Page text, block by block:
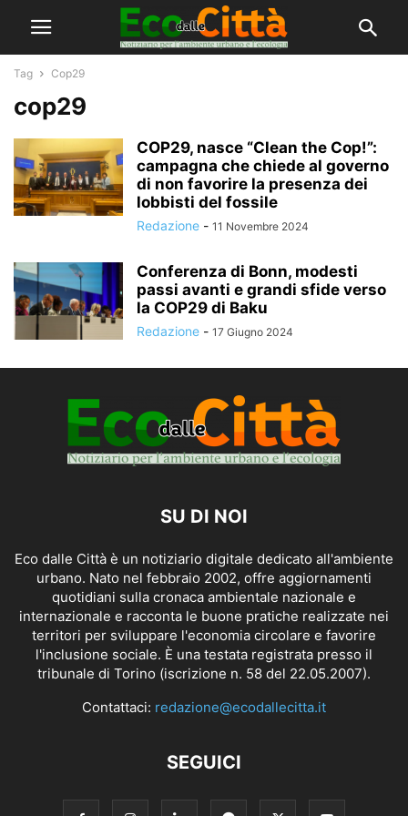
Tag Cop29
cop29
COP29, nasce “Clean the Cop!”:
campagna che chiede al governo
di non favorire la presenza dei
lobbisti del fossile
Redazione - 11 Novembre 2024
Conferenza di Bonn, modesti
passi avanti e grandi sfide verso
la COP29 di Baku
Redazione - 17 Giugno 2024
SU DI NOI
Eco dalle Città è un notiziario digitale dedicato all'ambiente
urbano. Nato nel febbraio 2002, offre aggiornamenti
quotidiani sulla cronaca ambientale nazionale e
internazionale e racconta le buone pratiche realizzate nei
territori per sviluppare l'economia circolare e favorire
l'inclusione sociale. È una testata registrata presso il
tribunale di Torino (iscrizione n. 58 del 22.05.2007).
Contattaci: redazione@ecodallecitta.it
SEGUICI